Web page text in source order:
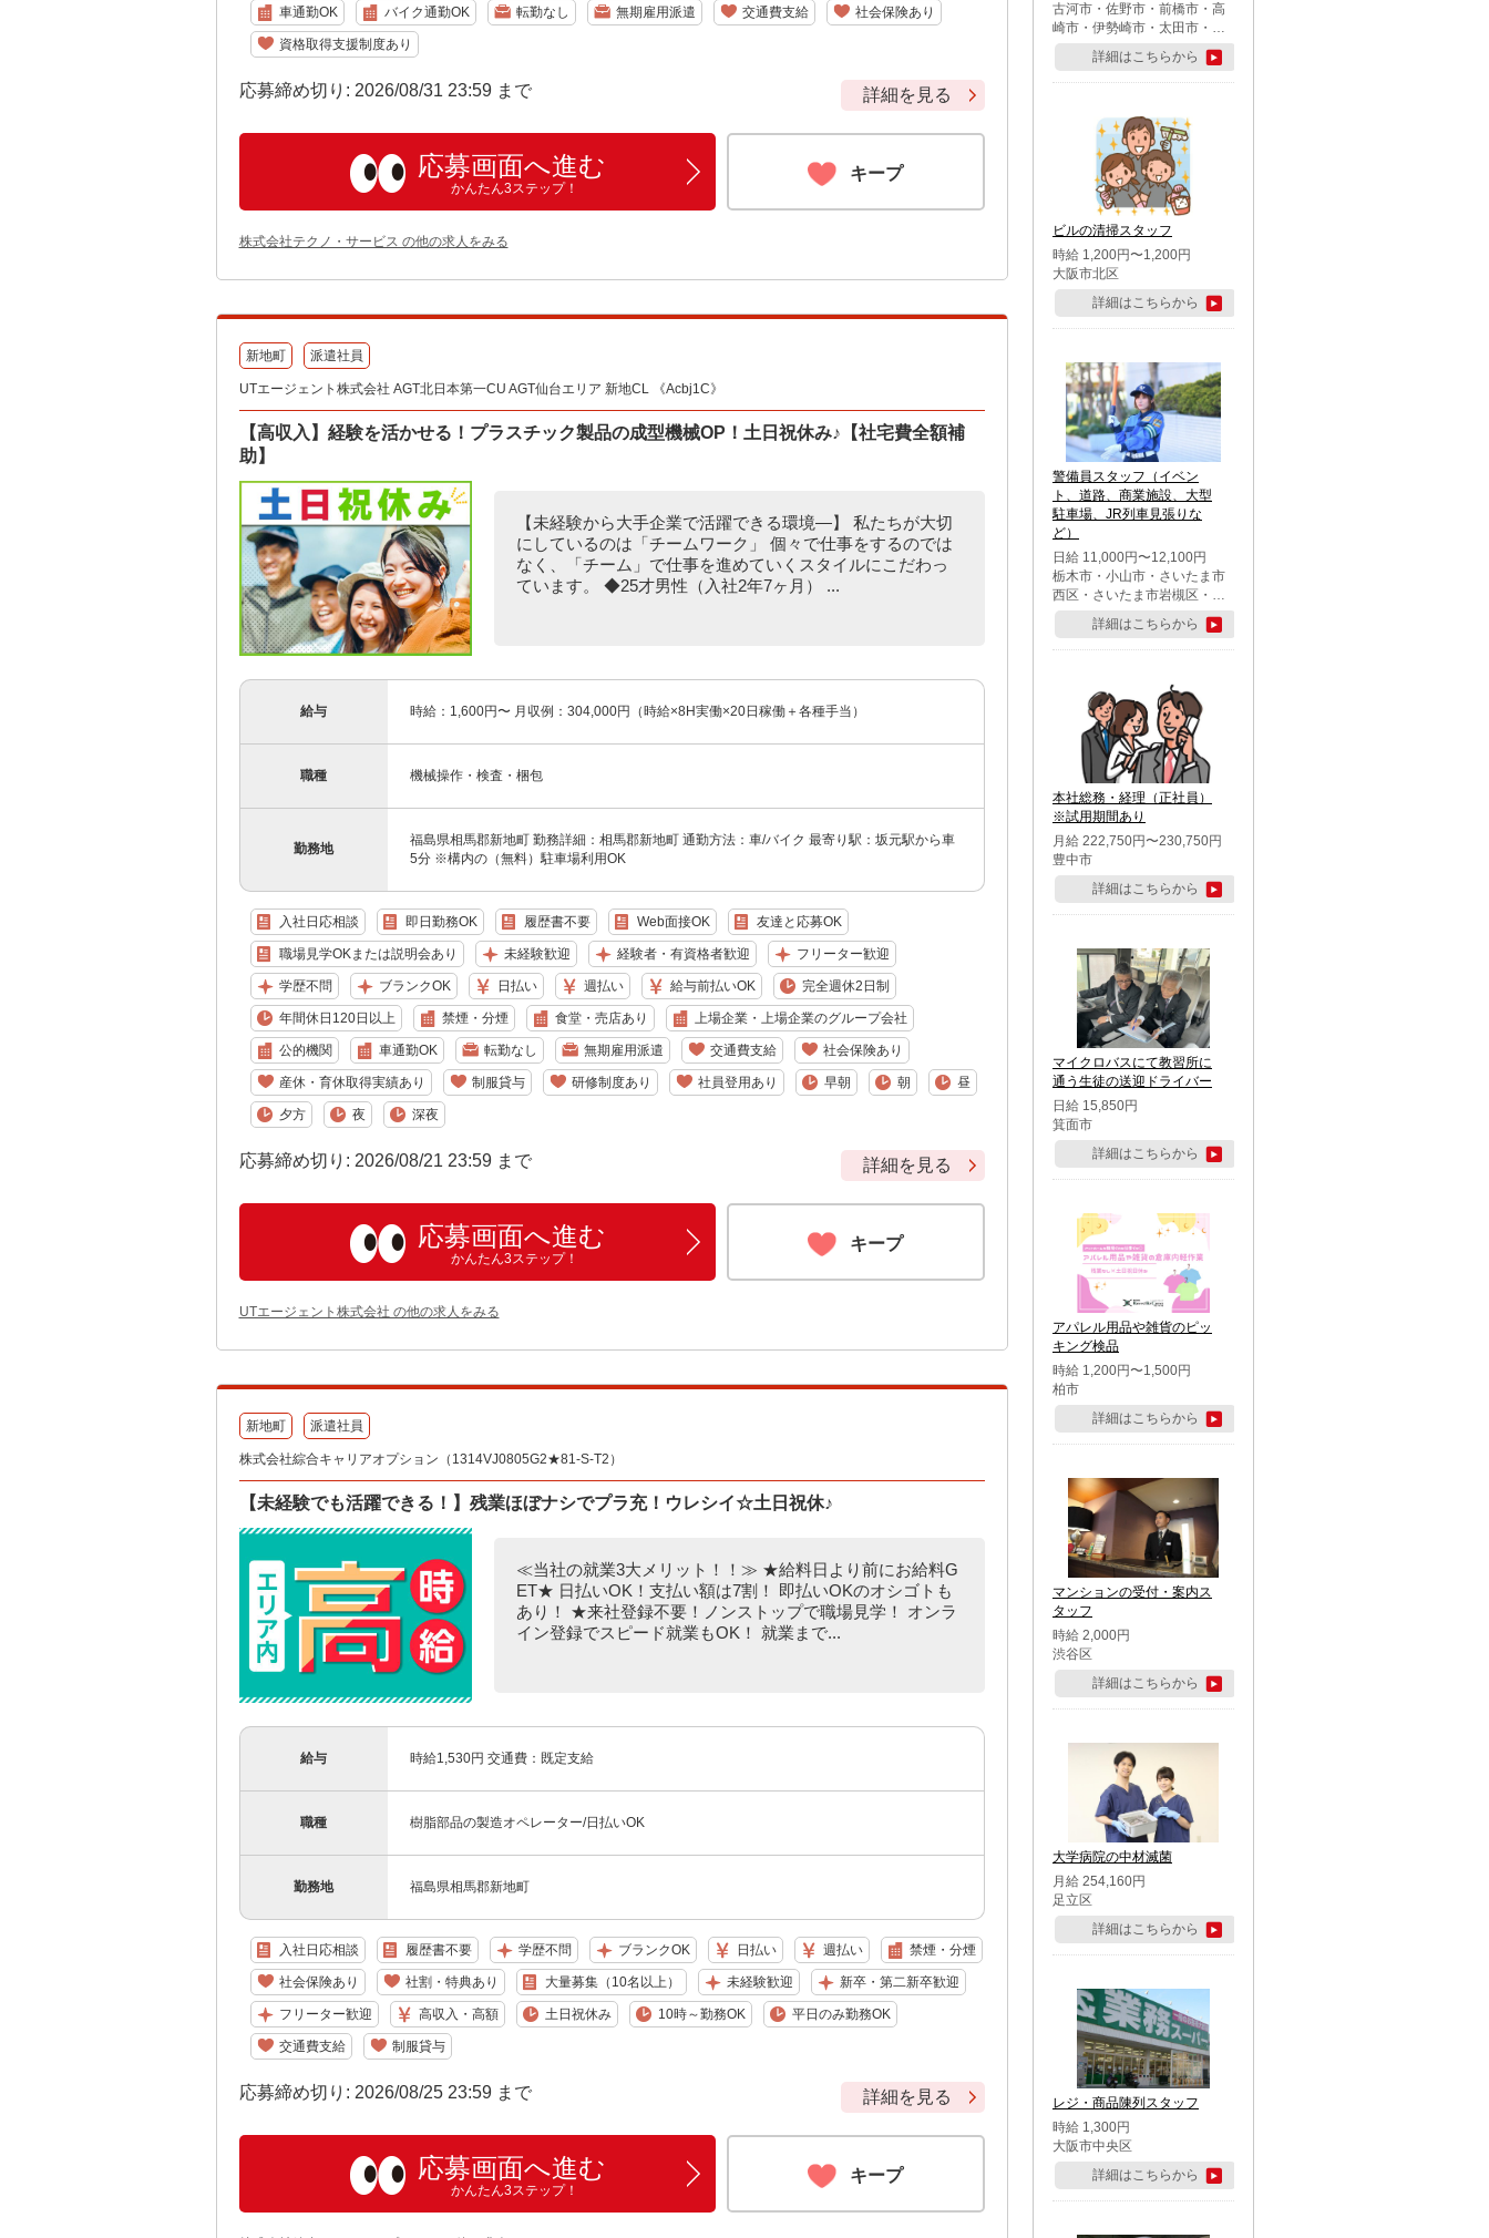
車通勤OK バイク通勤OK 転勤なし 無期雇用派遣 交通費支給 社会保険あり
資格取得支援制度あり
応募締め切り: 2026/08/31 23:59 まで 詳細を見る
応募画面へ進む
かんたん3ステップ！
キープ
株式会社テクノ・サービス の他の求人をみる
新地町 派遣社員
UTエージェント株式会社 AGT北日本第一CU AGT仙台エリア 新地CL 《Acbj1C》
【高収入】経験を活かせる！プラスチック製品の成型機械OP！土日祝休み♪【社宅費全額補
助】
【未経験から大手企業で活躍できる環境―】 私たちが大切
にしているのは「チームワーク」 個々で仕事をするのでは
なく、「チーム」で仕事を進めていくスタイルにこだわっ
ています。 ◆25才男性（入社2年7ヶ月） ...
給与 時給：1,600円〜 月収例：304,000円（時給×8H実働×20日稼働＋各種手当）
職種 機械操作・検査・梱包
勤務地
福島県相馬郡新地町 勤務詳細：相馬郡新地町 通勤方法：車/バイク 最寄り駅：坂元駅から車
5分 ※構内の（無料）駐車場利用OK
入社日応相談 即日勤務OK 履歴書不要 Web面接OK 友達と応募OK
職場見学OKまたは説明会あり 未経験歓迎 経験者・有資格者歓迎 フリーター歓迎
学歴不問 ブランクOK 日払い 週払い 給与前払いOK 完全週休2日制
年間休日120日以上 禁煙・分煙 食堂・売店あり 上場企業・上場企業のグループ会社
公的機関 車通勤OK 転勤なし 無期雇用派遣 交通費支給 社会保険あり
産休・育休取得実績あり 制服貸与 研修制度あり 社員登用あり 早朝 朝 昼
夕方 夜 深夜
応募締め切り: 2026/08/21 23:59 まで 詳細を見る
応募画面へ進む
かんたん3ステップ！
キープ
UTエージェント株式会社 の他の求人をみる
新地町 派遣社員
株式会社綜合キャリアオプション（1314VJ0805G2★81-S-T2）
【未経験でも活躍できる！】残業ほぼナシでプラ充！ウレシイ☆土日祝休♪
≪当社の就業3大メリット！！≫ ★給料日より前にお給料G
ET★ 日払いOK！支払い額は7割！ 即払いOKのオシゴトも
あり！ ★来社登録不要！ノンストップで職場見学！ オンラ
イン登録でスピード就業もOK！ 就業まで...
給与 時給1,530円 交通費：既定支給
職種 樹脂部品の製造オペレーター/日払いOK
勤務地 福島県相馬郡新地町
入社日応相談 履歴書不要 学歴不問 ブランクOK 日払い 週払い 禁煙・分煙
社会保険あり 社割・特典あり 大量募集（10名以上） 未経験歓迎 新卒・第二新卒歓迎
フリーター歓迎 高収入・高額 土日祝休み 10時～勤務OK 平日のみ勤務OK
交通費支給 制服貸与
応募締め切り: 2026/08/25 23:59 まで 詳細を見る
応募画面へ進む
かんたん3ステップ！
キープ
古河市・佐野市・前橋市・高
崎市・伊勢崎市・太田市・館
林市・藤岡市・大泉町・さい
たま市北区・川越市・熊谷
市・行田市・秩父市・所沢
市・鶴ケ島市・千葉市中央
区・市川市・松戸市・習志野
市・柏市・流山市・八千代
市・足立区・江戸川区・八王
子市・町田市
詳細はこちらから
ビルの清掃スタッフ
時給 1,200円〜1,200円
大阪市北区
詳細はこちらから
警備員スタッフ（イベン
ト、道路、商業施設、大型
駐車場、JR列車見張りな
ど）
日給 11,000円〜12,100円
栃木市・小山市・さいたま市
西区・さいたま市岩槻区・久
喜市・蓮田市
詳細はこちらから
本社総務・経理（正社員）
※試用期間あり
月給 222,750円〜230,750円
豊中市
詳細はこちらから
マイクロバスにて教習所に
通う生徒の送迎ドライバー
日給 15,850円
箕面市
詳細はこちらから
アパレル用品や雑貨のピッ
キング検品
時給 1,200円〜1,500円
柏市
詳細はこちらから
マンションの受付・案内ス
タッフ
時給 2,000円
渋谷区
詳細はこちらから
大学病院の中材滅菌
月給 254,160円
足立区
詳細はこちらから
レジ・商品陳列スタッフ
時給 1,300円
大阪市中央区
詳細はこちらから